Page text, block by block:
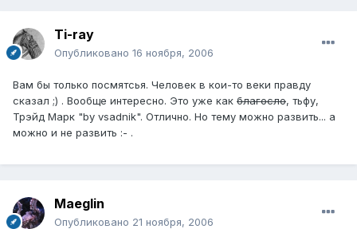
Ti-ray
Опубликовано 16 ноября, 2006
Вам бы только посмятсья. Человек в кои-то веки правду
сказал ;) . Вообще интересно. Это уже как благосло, тьфу,
Трэйд Марк "by vsadnik". Отлично. Но тему можно развить... а
можно и не развить :- .
Maeglin
Опубликовано 21 ноября, 2006